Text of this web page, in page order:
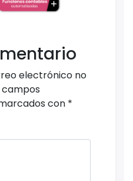
electrónico no
campos
con *